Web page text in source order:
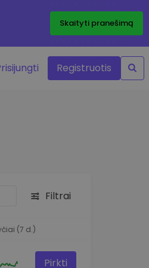
Skaityti pranešimą
Registruotis
Filtrai
(7 d.)
Pirkti